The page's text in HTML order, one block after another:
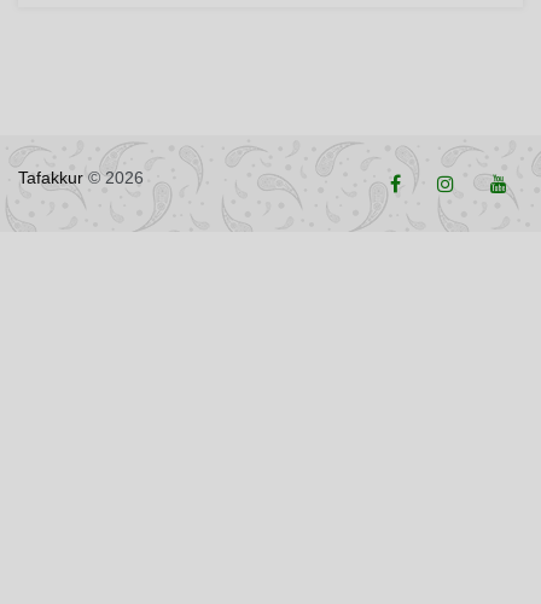
Tafakkur © 2026